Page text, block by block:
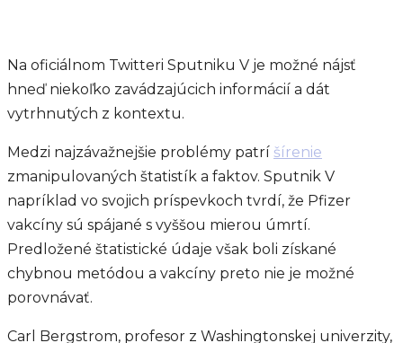
Na oficiálnom Twitteri Sputniku V je možné nájsť
hneď niekoľko zavádzajúcich informácií a dát
vytrhnutých z kontextu.
Medzi najzávažnejšie problémy patrí šírenie
zmanipulovaných štatistík a faktov. Sputnik V
napríklad vo svojich príspevkoch tvrdí, že Pfizer
vakcíny sú spájané s vyššou mierou úmrtí.
Predložené štatistické údaje však boli získané
chybnou metódou a vakcíny preto nie je možné
porovnávať.
Carl Bergstrom, profesor z Washingtonskej univerzity,